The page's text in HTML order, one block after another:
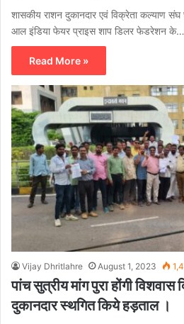
शासकीय राशन दुकानदार एवं विक्रेता कल्याण
आल इंडिया फेयर प्राइस शाप डिलर फेडरेशन के…
Read More »
Vijay Dhritlahre August 1, 2023
पांच सुत्रीय मांग पुरा होंगी
दुकानदार स्थगित किये हड़ताल ।